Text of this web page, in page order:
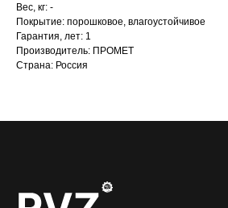
Вес, кг: -
Покрытие: порошковое, влагоустойчивое
Гарантия, лет: 1
Производитель: ПРОМЕТ
Страна: Россия